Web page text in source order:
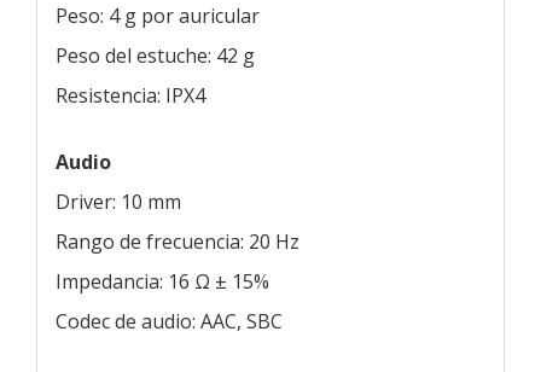
Peso: 4 g por auricular
Peso del estuche: 42 g
Resistencia: IPX4
Audio
Driver: 10 mm
Rango de frecuencia: 20 Hz
Impedancia: 16 Ω ± 15%
Codec de audio: AAC, SBC